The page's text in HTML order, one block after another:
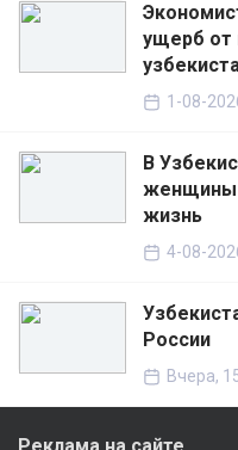
ущерб от
1-08-
В
женщины
жизнь
4-08-
России
Вчера,